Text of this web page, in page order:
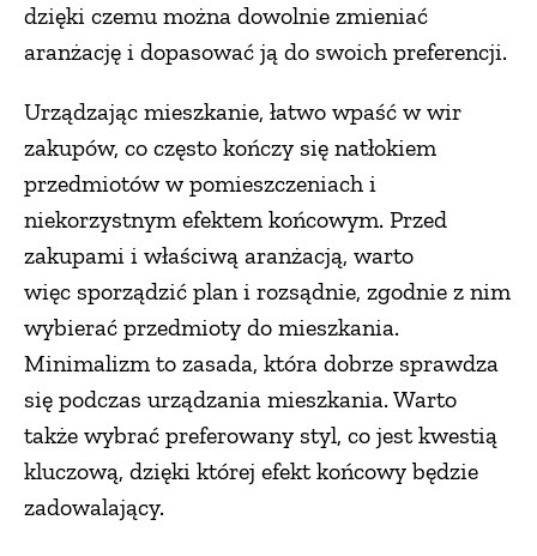
dzięki czemu można dowolnie zmieniać
aranżację i dopasować ją do swoich preferencji.
Urządzając mieszkanie, łatwo wpaść w wir
zakupów, co często kończy się natłokiem
przedmiotów w pomieszczeniach i
niekorzystnym efektem końcowym. Przed
zakupami i właściwą aranżacją, warto
więc sporządzić plan i rozsądnie, zgodnie z nim
wybierać przedmioty do mieszkania.
Minimalizm to zasada, która dobrze sprawdza
się podczas urządzania mieszkania. Warto
także wybrać preferowany styl, co jest kwestią
kluczową, dzięki której efekt końcowy będzie
zadowalający.